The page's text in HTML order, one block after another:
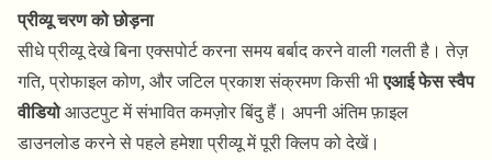
प्रीव्यू चरण को छोड़ना
सीधे प्रीव्यू देखे बिना एक्सपोर्ट करना समय बर्बाद करने वाली गलती है। तेज़
गति, प्रोफाइल कोण, और जटिल प्रकाश संक्रमण किसी भीएआई फेस स्वैप
वीडियोआउटपुट में संभावित कमज़ोर बिंदु हैं। अपनी अंतिम फ़ाइल
डाउनलोड करने से पहले हमेशा प्रीव्यू में पूरी क्लिप को देखें।